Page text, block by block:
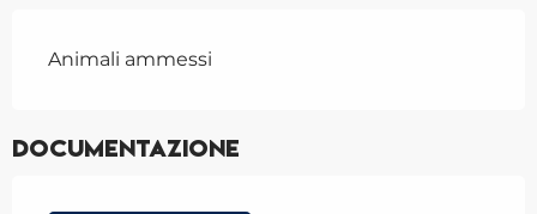
Animali ammessi
Documentazione